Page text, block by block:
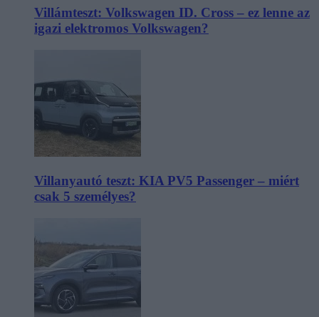
Villámteszt: Volkswagen ID. Cross – ez lenne az
igazi elektromos Volkswagen?
Villanyautó teszt: KIA PV5 Passenger – miért
csak 5 személyes?